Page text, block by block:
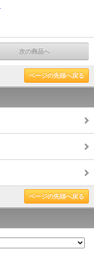
次の商品へ
ページの先頭へ戻る
ページの先頭へ戻る